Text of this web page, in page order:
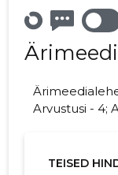
Arvustusi - 4; Artikleid
TEISED